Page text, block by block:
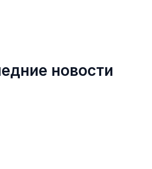
новости